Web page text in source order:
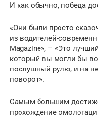
И как обычно, победа
«Они были просто
из водителей-
Magazine», – «Это
который вы могли бы
послушный рулю, и на
поворот».
Самым большим
прохождение